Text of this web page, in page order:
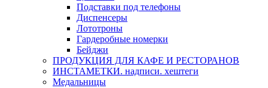
Подставки под телефоны
Диспенсеры
Лототроны
Гардеробные номерки
Бейджи
ПРОДУКЦИЯ ДЛЯ КАФЕ И РЕСТОРАНОВ
ИНСТАМЕТКИ. надписи. хештеги
Медальницы